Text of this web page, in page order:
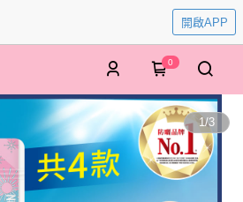
開啟APP
0
1/3